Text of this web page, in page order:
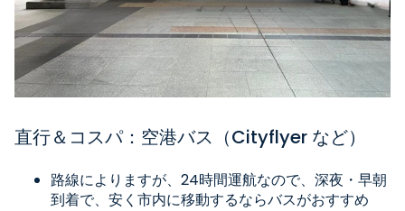
直行＆コスパ：空港バス（Cityflyer など）
路線によりますが、 24時間運航なので、深夜・早朝
到着で、安く市内に移動するならバスがおすすめ